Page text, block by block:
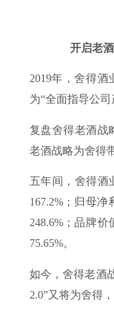
开启老
2019年，舍得
为“全面指导公司
复盘舍得老酒战
老酒战略为舍得
五年间，舍得酒
167.2%；归母净
248.6%；品牌价
75.65%。
如今，舍得老酒
2.0”又将为舍得